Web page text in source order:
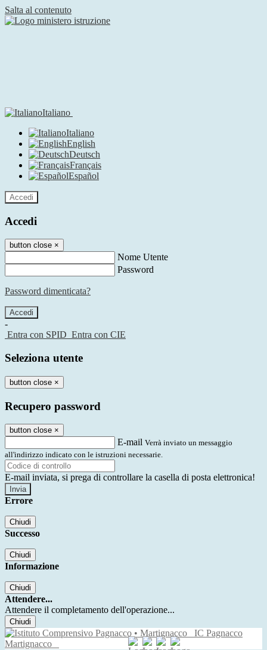
Salta al contenuto
Italiano
Italiano
English
Deutsch
Français
Español
Accedi
Accedi
button close ×
Nome Utente
Password
Password dimenticata?
-
Entra con SPID Entra con CIE
Seleziona utente
button close ×
Recupero password
button close ×
E-mail Verrà inviato un messaggio
all'indirizzo indicato con le istruzioni necessarie.
E-mail inviata, si prega di controllare la casella di posta elettronica!
Errore
Chiudi
Successo
Chiudi
Informazione
Chiudi
Attendere...
Attendere il completamento dell'operazione...
Chiudi
IC Pagnacco
Martignacco